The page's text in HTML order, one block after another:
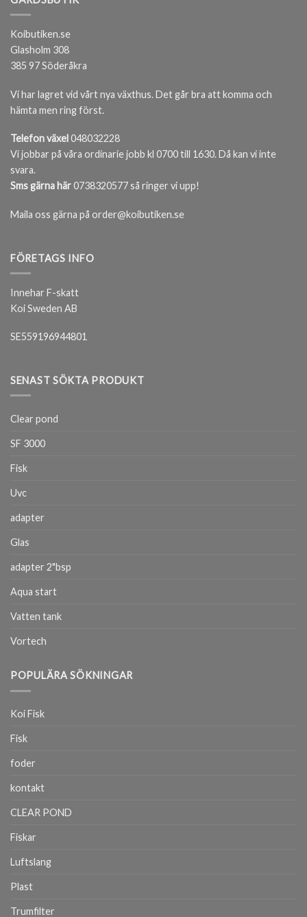
Koibutiken.se
Glasholm 308
385 97 Söderåkra
Vi har lagret vid vårt nya växthus. Det går bra att komma och
hämta men ring först.
Telefon växel048032228
Vi jobbar på våra ordinarie jobb kl 0700 till 1630. Då kan vi inte
svara.
Sms gärna här0738320577 så ringer vi upp!
Maila oss gärna på order@koibutiken.se
FÖRETAGS INFO
Innehar F-skatt
Koi Sweden AB
SE559196944801
SENAST SÖKTA PRODUKT
Clear pond
SF 3000
Fisk
Uvc
adapter
Glas
adapter 2"bsp
Aqua start
Vatten tank
Vortech
POPULÄRA SÖKNINGAR
Koi Fisk
Fisk
foder
kontakt
CLEAR POND
Fiskar
Luftslang
Plast
Trumfilter